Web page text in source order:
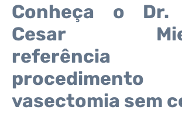
Conheça o Dr.
Cesar
vasectomia sem